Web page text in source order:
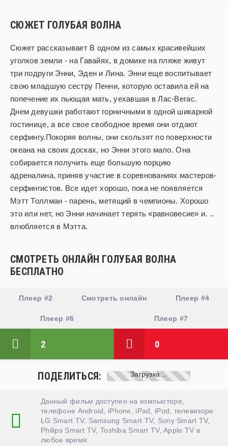
СЮЖЕТ ГОЛУБАЯ ВОЛНА
Сюжет рассказывает В одном из самых красивейших
уголков земли - на Гавайях, в домике на пляже живут
три подруги Энни, Эден и Лина. Энни еще воспитывает
свою младшую сестру Пенни, которую оставила ей на
попечение их пьющая мать, уехавшая в Лас-Вегас.
Днем девушки работают горничными в одной шикарной
гостинице, а все свое свободное время они отдают
серфингу.Покоряя волны, они скользят по поверхности
океана на своих досках, но Энни этого мало. Она
собирается получить еще большую порцию
адреналина, приняв участие в соревнованиях мастеров-
серфингистов. Все идет хорошо, пока не появляется
Мэтт Толлман - парень, метящий в чемпионы. Хорошо
это или нет, но Энни начинает терять «равновесие» и. ..
влюбляется в Мэтта.
СМОТРЕТЬ ОНЛАЙН ГОЛУБАЯ ВОЛНА
БЕСПЛАТНО
Плеер #2 Смотреть онлайн Плеер #4
Плеер #6 Плеер #7
2 0
ПОДЕЛИТЬСЯ:
Данный фильм доступен на компьютере,
телефоне Android, iPhone, iPad, iPod, телевизоре
LG Smart TV, Samsung Smart TV, Sony Smart TV,
Philips Smart TV, Toshiba Smart TV, Apple TV в
любое время.